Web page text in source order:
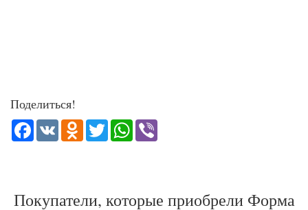
Поделиться!
Facebook
VK Odnoklassniki
TwitterWhatsApp
Покупатели, которые приобрели Форма